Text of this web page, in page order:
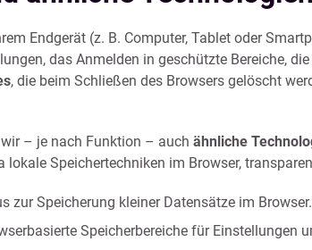
Endgerät (z. B. Computer, Tablet oder
das Anmelden in geschützte Bereiche,
, die beim Schließen des Browsers gelöscht
– je nach Funktion – auch ähnliche
Speichertechniken im Browser,
zur Speicherung kleiner Datensätze im Browser.
Speicherbereiche für Einstellungen